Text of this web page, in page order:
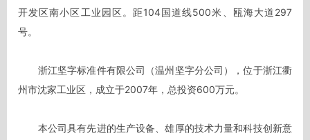
开发区南小区工业园区。距104国道线500米、瓯海大道297
号。
州市沈家工业区，成立于2007年，总投资600万元。